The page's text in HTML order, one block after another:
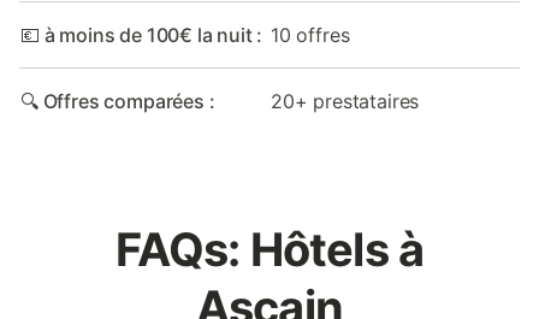
💶 à moins de 100€ la nuit : 10 offres
🔍 Offres comparées : 20+ prestataires
FAQs: Hôtels à
Ascain